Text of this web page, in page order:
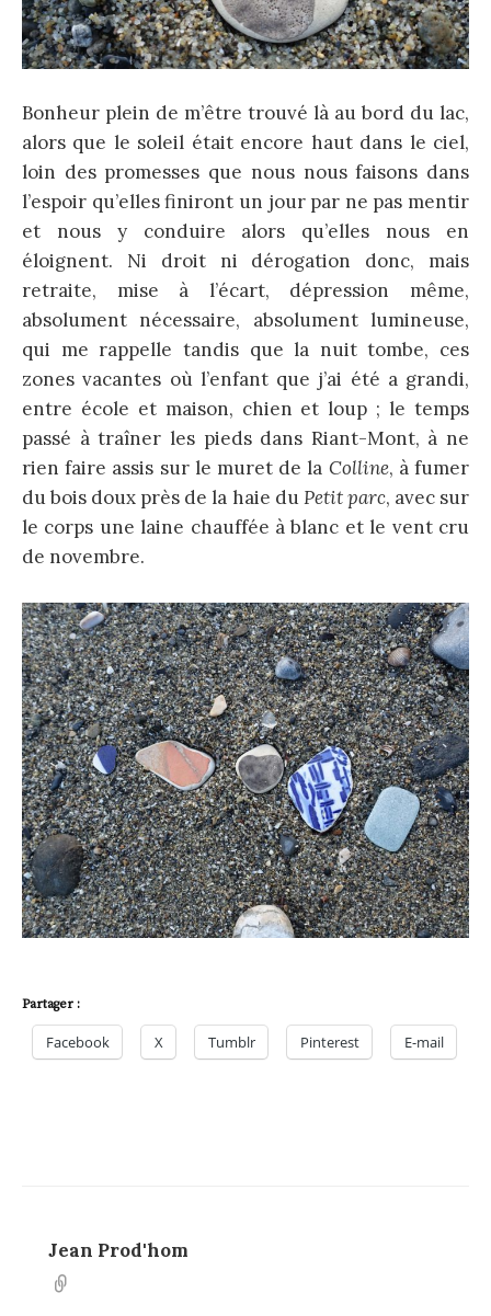
Bonheur plein de m’être trouvé là au bord du lac,
alors que le soleil était encore haut dans le ciel,
loin des promesses que nous nous faisons dans
l’espoir qu’elles finiront un jour par ne pas mentir
et nous y conduire alors qu’elles nous en
éloignent. Ni droit ni dérogation donc, mais
retraite, mise à l’écart, dépression même,
absolument nécessaire, absolument lumineuse,
qui me rappelle tandis que la nuit tombe, ces
zones vacantes où l’enfant que j’ai été a grandi,
entre école et maison, chien et loup ; le temps
passé à traîner les pieds dans Riant-Mont, à ne
rien faire assis sur le muret de la Colline, à fumer
du bois doux près de la haie duPetit parc, avec sur
le corps une laine chauffée à blanc et le vent cru
de novembre.
Partager :
Facebook X Tumblr Pinterest E-mail
Jean Prod'hom